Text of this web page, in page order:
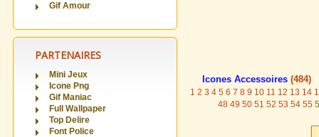
Gif Amour
PARTENAIRES
Mini Jeux
Icone Png
Gif Maniac
Full Wallpaper
Top Delire
Font Police
Icones Accessoires (484)
1 2 3 4 5 6 7 8 9 10 11 12 13 14
48 49 50 51 52 53 54 55